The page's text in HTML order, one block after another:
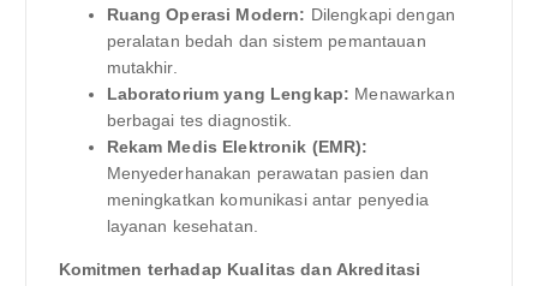
Ruang Operasi Modern: Dilengkapi dengan
peralatan bedah dan sistem pemantauan
mutakhir.
Laboratorium yang Lengkap: Menawarkan
berbagai tes diagnostik.
Rekam Medis Elektronik (EMR):
Menyederhanakan perawatan pasien dan
meningkatkan komunikasi antar penyedia
layanan kesehatan.
Komitmen terhadap Kualitas dan Akreditasi